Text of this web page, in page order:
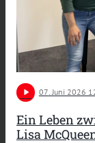
play_arrow 07. Juni 2026
Ein Leben
Lisa